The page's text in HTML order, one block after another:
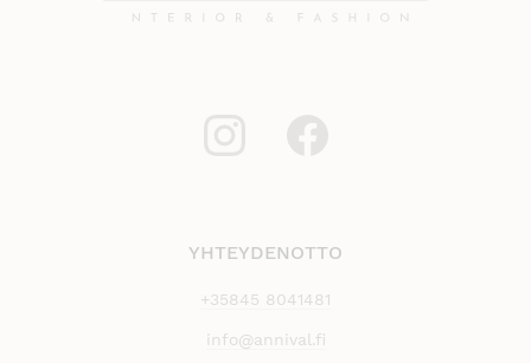
YHTEYDENOTTO
+35845 8041481
info@annival.fi